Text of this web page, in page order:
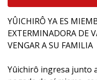
YÛICHIRÔ YA ES
EXTERMINADORA DE
VENGAR A SU FAMILIA
Yûichirô ingresa junto